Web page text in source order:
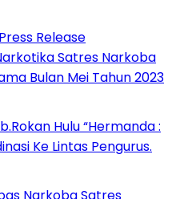
Release
Satres Narkoba
Bulan Mei Tahun 2023
Hulu “Hermanda :
Ke Lintas Pengurus.
Narkoba Satres